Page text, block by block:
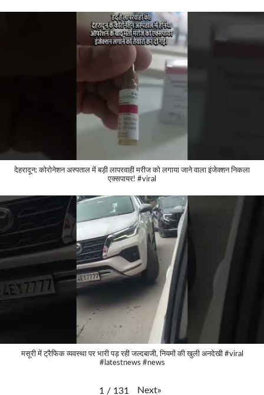
देहरादून: कोरोनेशन अस्पताल में बड़ी लापरवाही मरीज को लगाया जाने वाला इंजेक्शन निकला
एक्सपायर! #viral
मसूरी में ट्रैफिक व्यवस्था पर भारी पड़ रही जल्दबाजी, नियमों की खुली अनदेखी #viral
#latestnews #news
1 / 131 Next»